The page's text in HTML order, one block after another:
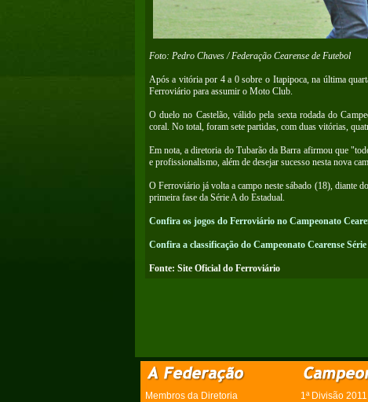
Foto: Pedro Chaves / Federação Cearense de Futebol
Após a vitória por 4 a 0 sobre o Itapipoca, na última
Ferroviário para assumir o Moto Club.
O duelo no Castelão, válido pela sexta rodada do
coral. No total, foram sete partidas, com duas vitórias,
Em nota, a diretoria do Tubarão da Barra afirmou que
e profissionalismo, além de desejar sucesso nesta nova
O Ferroviário já volta a campo neste sábado (18), diante
primeira fase da Série A do Estadual.
Confira os jogos do Ferroviário no Campeonato
Confira a classificação do Campeonato Cearense Série
Fonte: Site Oficial do Ferroviário
Membros da Diretoria 1ª Divisão 2011